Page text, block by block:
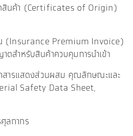
สินค้า (Certificates of Origin)
(Insurance Premium Invoice)
สำหรับสินค้าควบคุมการนำเข้า
กสารแสดงส่วนผสม คุณลักษณะและ
Safety Data Sheet,
กากร